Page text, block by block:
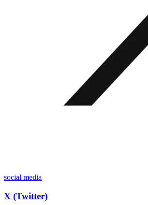
social media
X (Twitter)